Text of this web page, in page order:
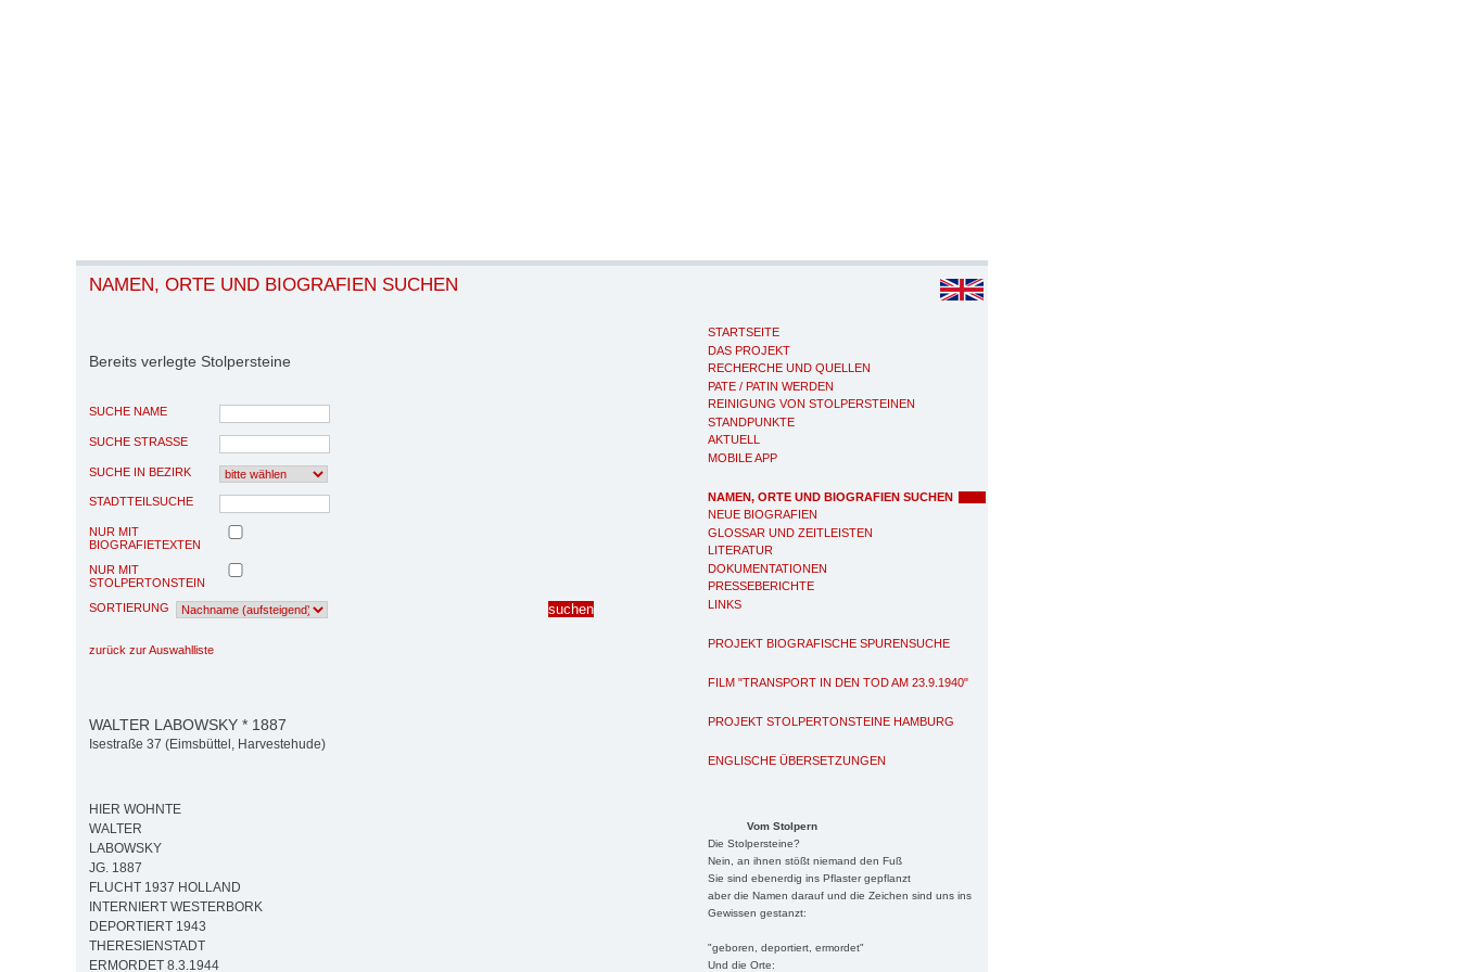
STARTSEITE
DAS PROJEKT
RECHERCHE UND QUELLEN
PATE / PATIN WERDEN
REINIGUNG VON STOLPERSTEINEN
STANDPUNKTE
AKTUELL
MOBILE APP
NAMEN, ORTE UND BIOGRAFIEN SUCHEN
NEUE BIOGRAFIEN
GLOSSAR UND ZEITLEISTEN
LITERATUR
DOKUMENTATIONEN
PRESSEBERICHTE
LINKS
PROJEKT BIOGRAFISCHE SPURENSUCHE
FILM "TRANSPORT IN DEN TOD AM 23.9.1940"
PROJEKT STOLPERTONSTEINE HAMBURG
ENGLISCHE ÜBERSETZUNGEN
Vom Stolpern
Die Stolpersteine?
Nein, an ihnen stößt niemand den Fuß
Sie sind ebenerdig ins Pflaster gepflanzt
aber die Namen darauf und die Zeichen sind uns ins
Gewissen gestanzt:
"geboren, deportiert, ermordet"
Und die Orte:
NAMEN, ORTE UND BIOGRAFIEN SUCHEN
Bereits verlegte Stolpersteine
SUCHE NAME
SUCHE STRASSE
SUCHE IN BEZIRK
STADTTEILSUCHE
NUR MIT
BIOGRAFIETEXTEN
NUR MIT
STOLPERTONSTEIN
SORTIERUNG
zurück zur Auswahlliste
WALTER LABOWSKY * 1887
Isestraße 37 (Eimsbüttel, Harvestehude)
HIER WOHNTE
WALTER
LABOWSKY
JG. 1887
FLUCHT 1937 HOLLAND
INTERNIERT WESTERBORK
DEPORTIERT 1943
THERESIENSTADT
ERMORDET 8.3.1944